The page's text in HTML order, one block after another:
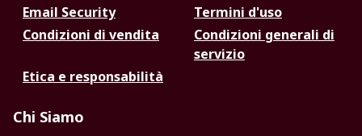
Email Security
Termini d'uso
Condizioni di vendita
Condizioni generali di
servizio
Etica e responsabilità
Chi Siamo